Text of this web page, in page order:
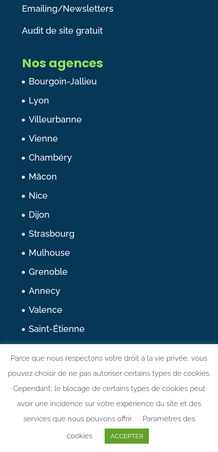
Emailing/Newsletters
Audit de site gratuit
Nos agences
Bourgoin-Jallieu
Lyon
Villeurbanne
Vienne
Chambéry
Mâcon
Nice
Dijon
Strasbourg
Mulhouse
Grenoble
Annecy
Valence
Saint-Étienne
Nous suivre
Linkedin
Parce que nous respectons votre droit à la vie privée, vous
pouvez choisir de ne pas autoriser certains types de cookies.
Cependant, le blocage de certains types de cookies peut
avoir une incidence sur votre expérience du site et des
services que nous pouvons offrir.
Paramètres des
cookies
ACCEPTER